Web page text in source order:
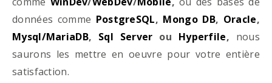
données comme PostgreSQL, Mongo DB, Oracle,
Mysql/MariaDB, Sql Server ou Hyperfile, nous
saurons les mettre en oeuvre pour votre entière
satisfaction.